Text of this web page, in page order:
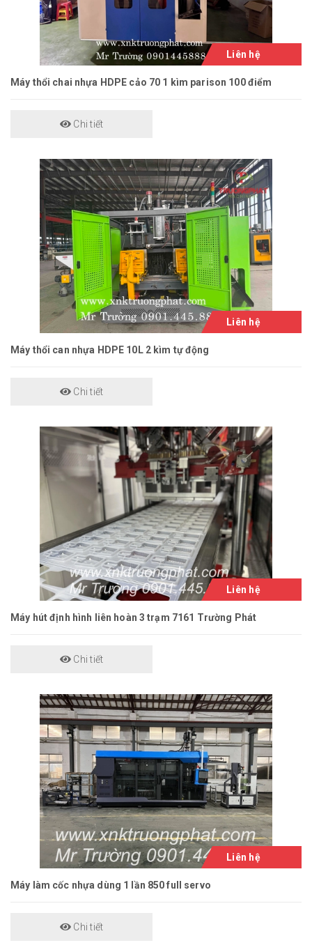
Liên hệ
Máy thổi chai nhựa HDPE cảo 70 1 kìm parison 100 điểm
Chi tiết
Liên hệ
Máy thổi can nhựa HDPE 10L 2 kìm tự động
Chi tiết
Liên hệ
Máy hút định hình liên hoàn 3 trạm 7161 Trường Phát
Chi tiết
Liên hệ
Máy làm cốc nhựa dùng 1 lần 850 full servo
Chi tiết